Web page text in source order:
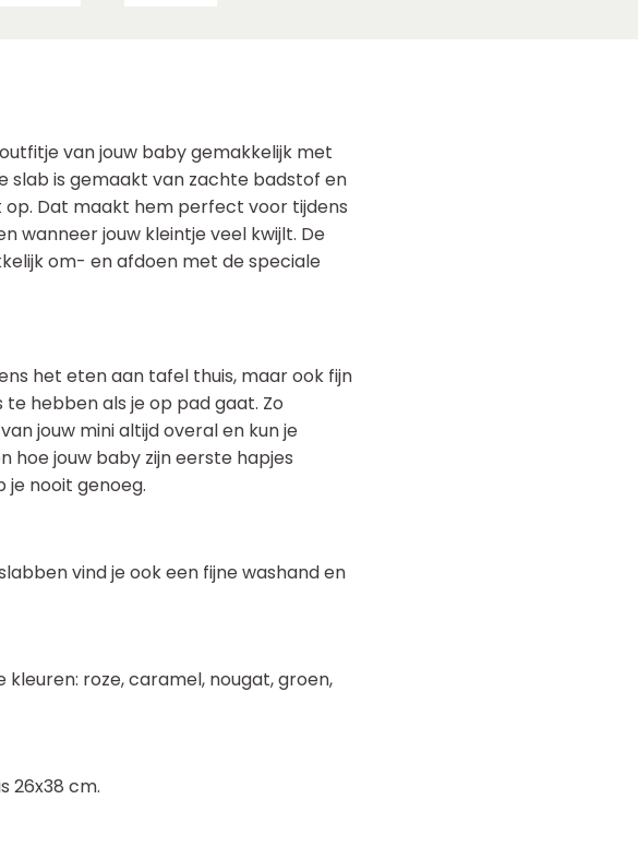
van jouw baby gemakkelijk met
slab is gemaakt van zachte badstof en
Dat maakt hem perfect voor tijdens
wanneer jouw kleintje veel kwijlt. De
om- en afdoen met de speciale
het eten aan tafel thuis, maar ook fijn
hebben als je op pad gaat. Zo
jouw mini altijd overal en kun je
hoe jouw baby zijn eerste hapjes
je nooit genoeg.
vind je ook een fijne washand en
kleuren: roze, caramel, nougat, groen,
26x38 cm.